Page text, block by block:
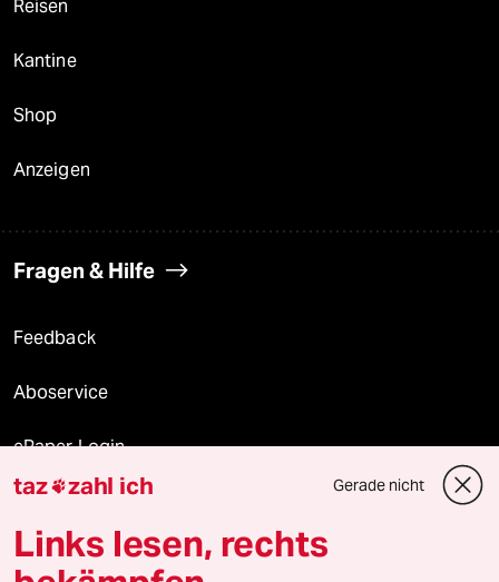
Reisen
Kantine
Shop
Anzeigen
Fragen & Hilfe
Feedback
Aboservice
ePaper Login
Downloads für Abonnierende
taz zahl ich Gerade nicht
Links lesen, rechts